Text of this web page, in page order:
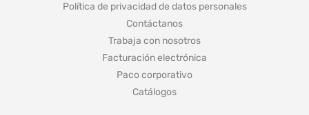
Política de privacidad de datos personales
Contáctanos
Trabaja con nosotros
Facturación electrónica
Paco corporativo
Catálogos